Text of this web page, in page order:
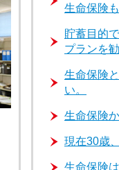
生命保険
貯蓄目的
プランを
生命保険
い。
生命保険
現在30歳
生命保険